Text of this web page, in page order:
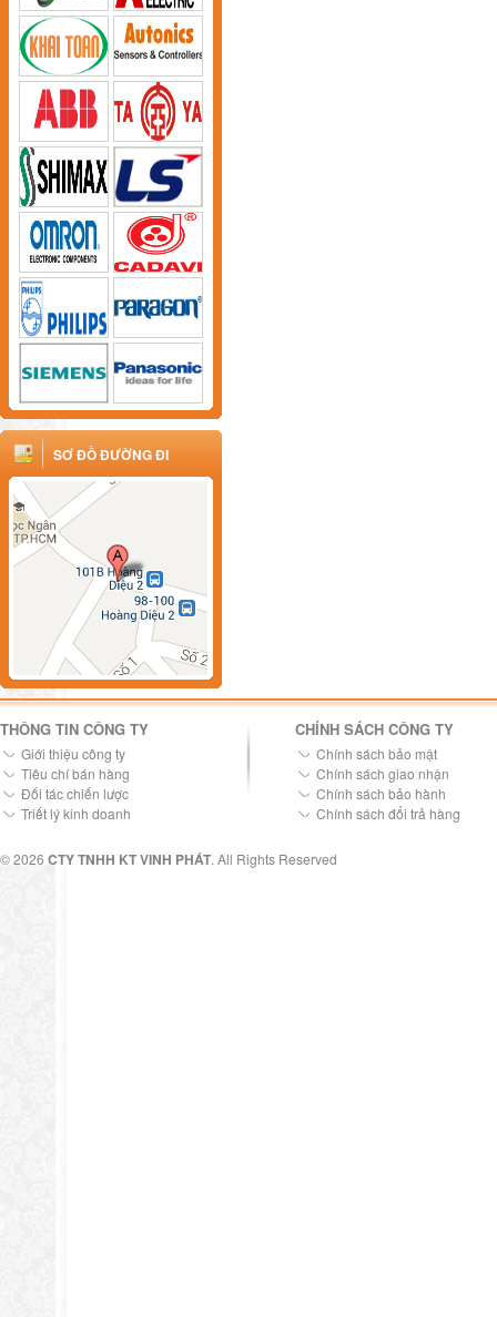
SƠ ĐỒ ĐƯỜNG ĐI
THÔNG TIN CÔNG TY
Giới thiệu công ty
Tiêu chí bán hàng
Đối tác chiến lược
Triết lý kinh doanh
CHÍNH SÁCH CÔNG TY
Chính sách bảo mật
Chính sách giao nhận
Chính sách bảo hành
Chính sách đổi trả hàng
© 2026 CTY TNHH KT VINH PHÁT. All Rights Reserved